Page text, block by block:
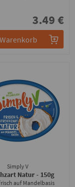
3.49 €
Simply V
Natur- 150g
auf Mandelbasis